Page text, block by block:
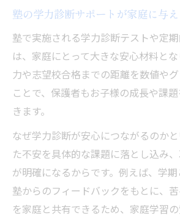
塾の学力診断サポートが家庭に与
塾で実施される学力診断テストや定
は、家庭にとって大きな安心材料と
力や志望校合格までの距離を数値や
ことで、保護者もお子様の成長や課
きます。
なぜ学力診断が安心につながるのか
た不安を具体的な課題に落とし込み
が明確になるからです。例えば、学
塾からのフィードバックをもとに、
を家庭と共有できるため、家庭学習の